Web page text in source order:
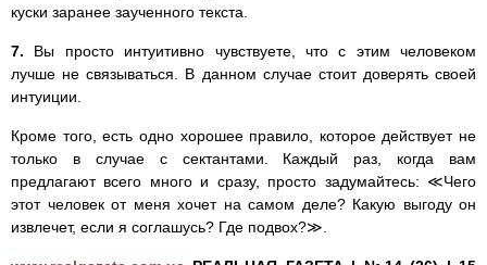
куски заранее заученного текста.
7. Вы просто интуитивно чувствуете, что с этим человеком
лучше не связываться. В данном случае стоит доверять своей
интуиции.
Кроме того, есть одно хорошее правило, которое действует не
только в случае с сектантами. Каждый раз, когда вам
предлагают всего много и сразу, просто задумайтесь: ≪Чего
этот человек от меня хочет на самом деле? Какую выгоду он
извлечет, если я соглашусь? Где подвох?≫.